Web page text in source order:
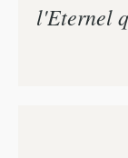
l'Eternel